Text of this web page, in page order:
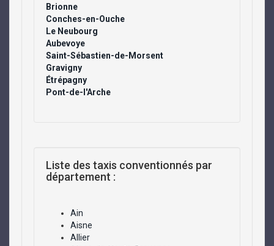
Brionne
Conches-en-Ouche
Le Neubourg
Aubevoye
Saint-Sébastien-de-Morsent
Gravigny
Étrépagny
Pont-de-l'Arche
Liste des taxis conventionnés par
département :
Ain
Aisne
Allier